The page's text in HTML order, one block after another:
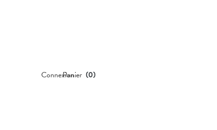
Connexion
Panier (0)